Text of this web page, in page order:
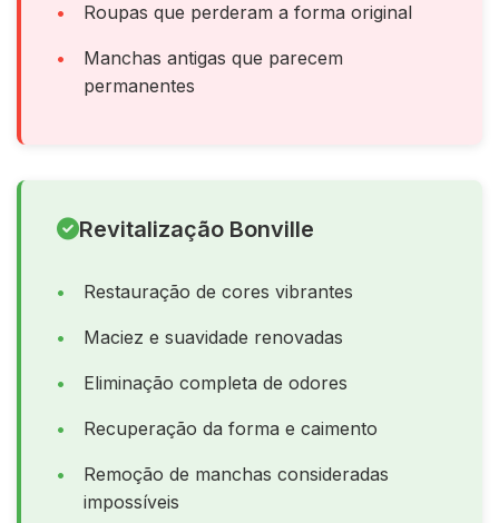
Roupas que perderam a forma original
Manchas antigas que parecem
permanentes
Revitalização Bonville
Restauração de cores vibrantes
Maciez e suavidade renovadas
Eliminação completa de odores
Recuperação da forma e caimento
Remoção de manchas consideradas
impossíveis